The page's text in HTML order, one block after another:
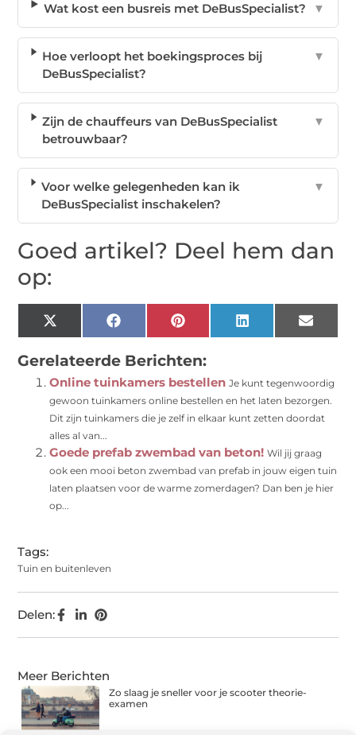
Wat kost een busreis met DeBusSpecialist? ▼
Hoe verloopt het boekingsproces bij
DeBusSpecialist?
▼
Zijn de chauffeurs van DeBusSpecialist
betrouwbaar?
▼
Voor welke gelegenheden kan ik
DeBusSpecialist inschakelen?
▼
Goed artikel? Deel hem dan
op:
X
(Twitter)
Facebook Pinterest LinkedIn Email
Gerelateerde Berichten:
Online tuinkamers bestellen Je kunt tegenwoordig
gewoon tuinkamers online bestellen en het laten bezorgen.
Dit zijn tuinkamers die je zelf in elkaar kunt zetten doordat
alles al van...
Goede prefab zwembad van beton! Wil jij graag
ook een mooi beton zwembad van prefab in jouw eigen tuin
laten plaatsen voor de warme zomerdagen? Dan ben je hier
op...
Tags:
Tuin en buitenleven
Delen:
Meer Berichten
Zo slaag je sneller voor je scooter theorie-
examen